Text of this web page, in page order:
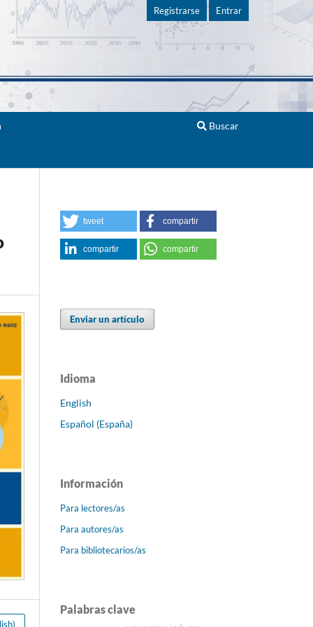
Buscar
Registrarse Entrar
tweet compartir
compartir compartir
Enviar un artículo
Idioma
English
Español (España)
Información
Para lectores/as
Para autores/as
Para bibliotecarios/as
Palabras clave